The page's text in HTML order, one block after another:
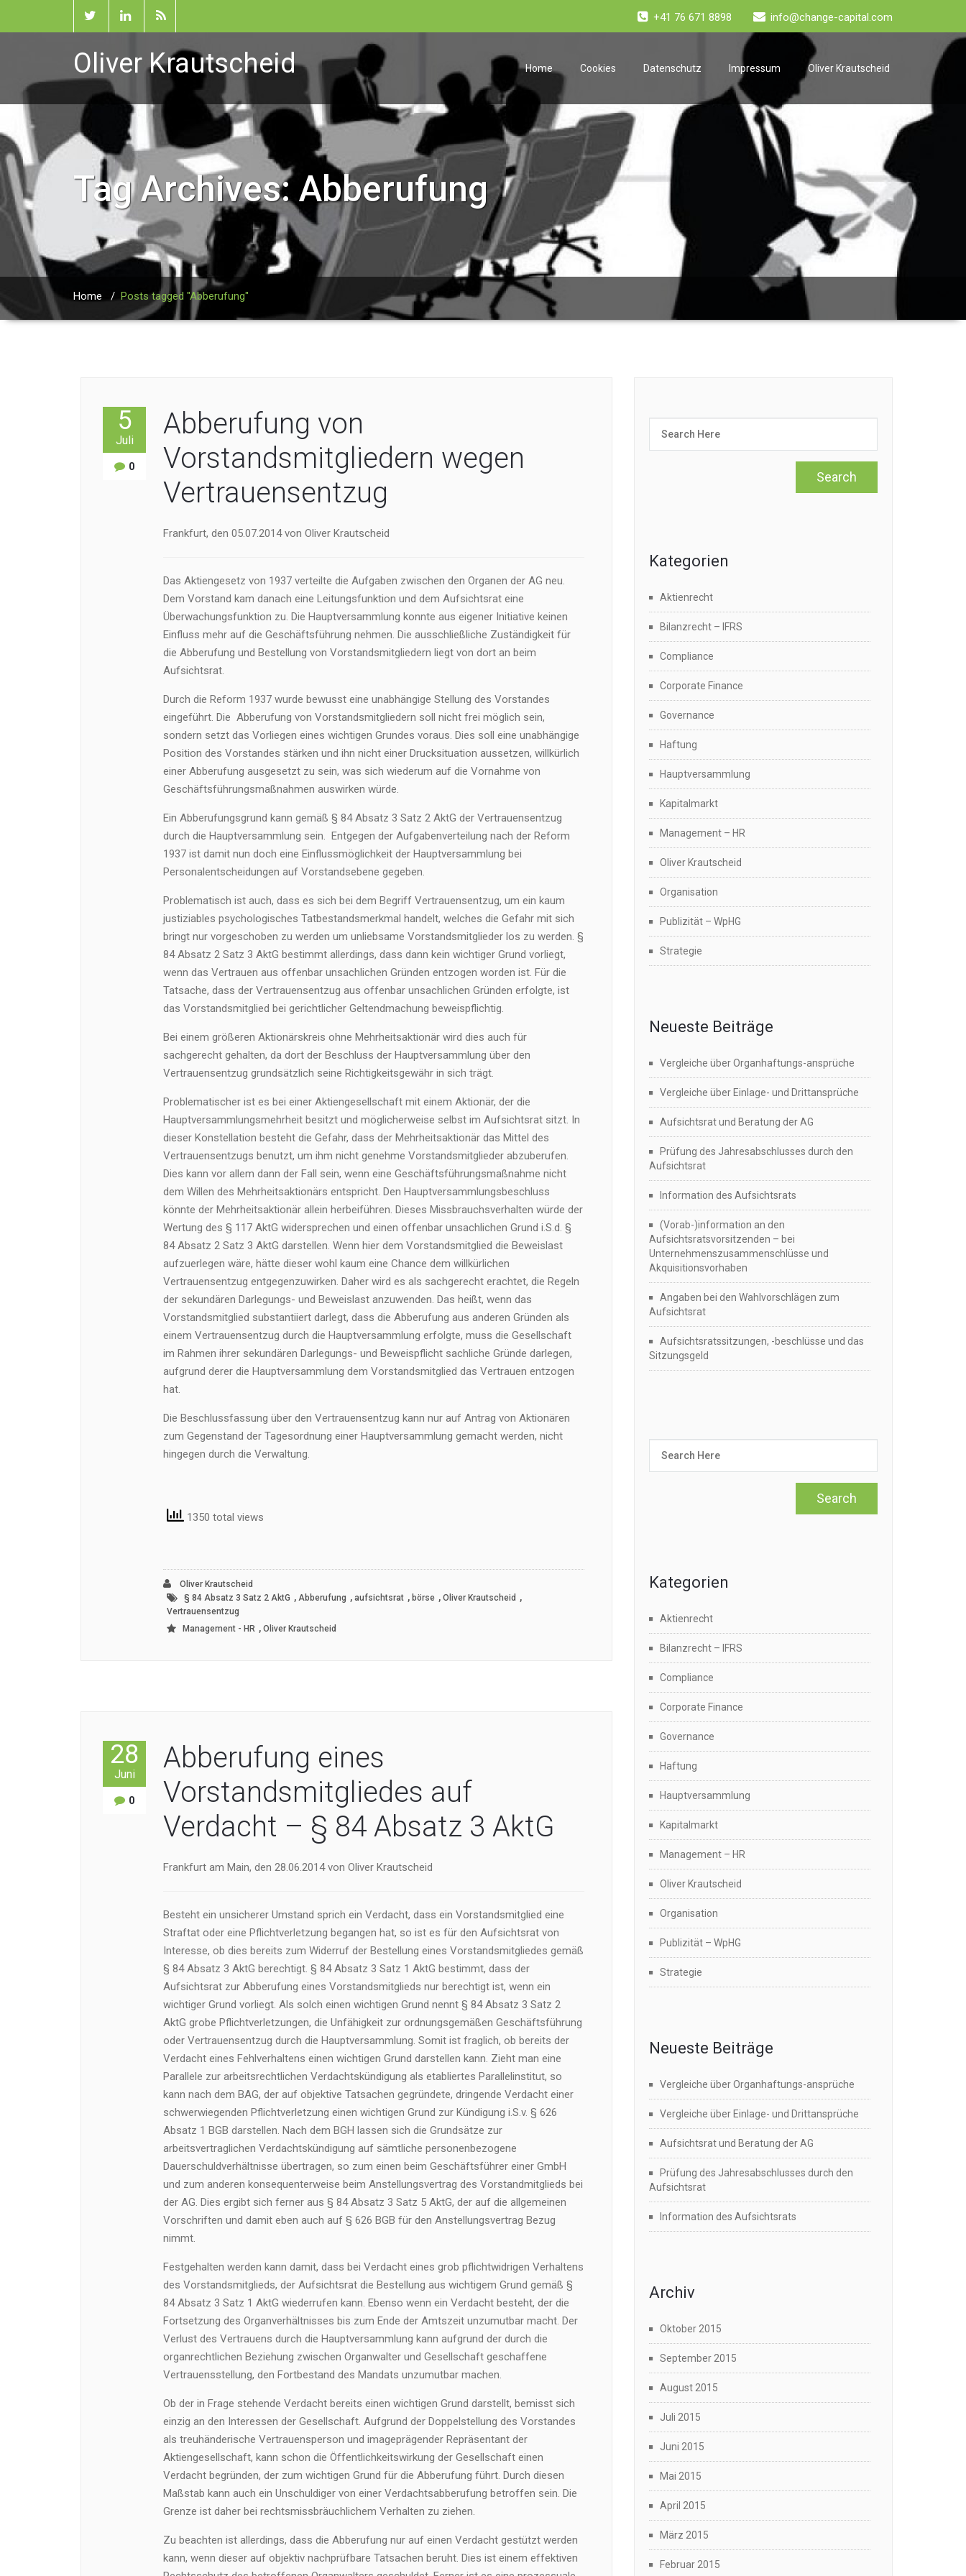
+41 76 671 8898 info@change-capital.com
Oliver Krautscheid Home Cookies Datenschutz Impressum Oliver Krautscheid
Tag Archives:Abberufung
Home / Posts tagged "Abberufung"
5
Juli
0
Abberufung von
Vorstandsmitgliedern wegen
Vertrauensentzug
Frankfurt, den 05.07.2014 von Oliver Krautscheid
Das Aktiengesetz von 1937 verteilte die Aufgaben zwischen den Organen der AG neu.
Dem Vorstand kam danach eine Leitungsfunktion und dem Aufsichtsrat eine
Überwachungsfunktion zu. Die Hauptversammlung konnte aus eigener Initiative keinen
Einfluss mehr auf die Geschäftsführung nehmen. Die ausschließliche Zuständigkeit für
die Abberufung und Bestellung von Vorstandsmitgliedern liegt von dort an beim
Aufsichtsrat.
Durch die Reform 1937 wurde bewusst eine unabhängige Stellung des Vorstandes
eingeführt. Die Abberufung von Vorstandsmitgliedern soll nicht frei möglich sein,
sondern setzt das Vorliegen eines wichtigen Grundes voraus. Dies soll eine unabhängige
Position des Vorstandes stärken und ihn nicht einer Drucksituation aussetzen, willkürlich
einer Abberufung ausgesetzt zu sein, was sich wiederum auf die Vornahme von
Geschäftsführungsmaßnahmen auswirken würde.
Ein Abberufungsgrund kann gemäß § 84 Absatz 3 Satz 2 AktG der Vertrauensentzug
durch die Hauptversammlung sein. Entgegen der Aufgabenverteilung nach der Reform
1937 ist damit nun doch eine Einflussmöglichkeit der Hauptversammlung bei
Personalentscheidungen auf Vorstandsebene gegeben.
Problematisch ist auch, dass es sich bei dem Begriff Vertrauensentzug, um ein kaum
justiziables psychologisches Tatbestandsmerkmal handelt, welches die Gefahr mit sich
bringt nur vorgeschoben zu werden um unliebsame Vorstandsmitglieder los zu werden. §
84 Absatz 2 Satz 3 AktG bestimmt allerdings, dass dann kein wichtiger Grund vorliegt,
wenn das Vertrauen aus offenbar unsachlichen Gründen entzogen worden ist. Für die
Tatsache, dass der Vertrauensentzug aus offenbar unsachlichen Gründen erfolgte, ist
das Vorstandsmitglied bei gerichtlicher Geltendmachung beweispflichtig.
Bei einem größeren Aktionärskreis ohne Mehrheitsaktionär wird dies auch für
sachgerecht gehalten, da dort der Beschluss der Hauptversammlung über den
Vertrauensentzug grundsätzlich seine Richtigkeitsgewähr in sich trägt.
Problematischer ist es bei einer Aktiengesellschaft mit einem Aktionär, der die
Hauptversammlungsmehrheit besitzt und möglicherweise selbst im Aufsichtsrat sitzt. In
dieser Konstellation besteht die Gefahr, dass der Mehrheitsaktionär das Mittel des
Vertrauensentzugs benutzt, um ihm nicht genehme Vorstandsmitglieder abzuberufen.
Dies kann vor allem dann der Fall sein, wenn eine Geschäftsführungsmaßnahme nicht
dem Willen des Mehrheitsaktionärs entspricht. Den Hauptversammlungsbeschluss
könnte der Mehrheitsaktionär allein herbeiführen. Dieses Missbrauchsverhalten würde der
Wertung des § 117 AktG widersprechen und einen offenbar unsachlichen Grund i.S.d. §
84 Absatz 2 Satz 3 AktG darstellen. Wenn hier dem Vorstandsmitglied die Beweislast
aufzuerlegen wäre, hätte dieser wohl kaum eine Chance dem willkürlichen
Vertrauensentzug entgegenzuwirken. Daher wird es als sachgerecht erachtet, die Regeln
der sekundären Darlegungs- und Beweislast anzuwenden. Das heißt, wenn das
Vorstandsmitglied substantiiert darlegt, dass die Abberufung aus anderen Gründen als
einem Vertrauensentzug durch die Hauptversammlung erfolgte, muss die Gesellschaft
im Rahmen ihrer sekundären Darlegungs- und Beweispflicht sachliche Gründe darlegen,
aufgrund derer die Hauptversammlung dem Vorstandsmitglied das Vertrauen entzogen
hat.
Die Beschlussfassung über den Vertrauensentzug kann nur auf Antrag von Aktionären
zum Gegenstand der Tagesordnung einer Hauptversammlung gemacht werden, nicht
hingegen durch die Verwaltung.
1350 total views
Oliver Krautscheid
§ 84 Absatz 3 Satz 2 AktG , Abberufung , aufsichtsrat , börse , Oliver Krautscheid ,
Vertrauensentzug
Management - HR , Oliver Krautscheid
28
Juni
0
Abberufung eines
Vorstandsmitgliedes auf
Verdacht – § 84 Absatz 3 AktG
Frankfurt am Main, den 28.06.2014 von Oliver Krautscheid
Besteht ein unsicherer Umstand sprich ein Verdacht, dass ein Vorstandsmitglied eine
Straftat oder eine Pflichtverletzung begangen hat, so ist es für den Aufsichtsrat von
Interesse, ob dies bereits zum Widerruf der Bestellung eines Vorstandsmitgliedes gemäß
§ 84 Absatz 3 AktG berechtigt. § 84 Absatz 3 Satz 1 AktG bestimmt, dass der
Aufsichtsrat zur Abberufung eines Vorstandsmitglieds nur berechtigt ist, wenn ein
wichtiger Grund vorliegt. Als solch einen wichtigen Grund nennt § 84 Absatz 3 Satz 2
AktG grobe Pflichtverletzungen, die Unfähigkeit zur ordnungsgemäßen Geschäftsführung
oder Vertrauensentzug durch die Hauptversammlung. Somit ist fraglich, ob bereits der
Verdacht eines Fehlverhaltens einen wichtigen Grund darstellen kann. Zieht man eine
Parallele zur arbeitsrechtlichen Verdachtskündigung als etabliertes Parallelinstitut, so
kann nach dem BAG, der auf objektive Tatsachen gegründete, dringende Verdacht einer
schwerwiegenden Pflichtverletzung einen wichtigen Grund zur Kündigung i.S.v. § 626
Absatz 1 BGB darstellen. Nach dem BGH lassen sich die Grundsätze zur
arbeitsvertraglichen Verdachtskündigung auf sämtliche personenbezogene
Dauerschuldverhältnisse übertragen, so zum einen beim Geschäftsführer einer GmbH
und zum anderen konsequenterweise beim Anstellungsvertrag des Vorstandmitglieds bei
der AG. Dies ergibt sich ferner aus § 84 Absatz 3 Satz 5 AktG, der auf die allgemeinen
Vorschriften und damit eben auch auf § 626 BGB für den Anstellungsvertrag Bezug
nimmt.
Festgehalten werden kann damit, dass bei Verdacht eines grob pflichtwidrigen Verhaltens
des Vorstandsmitglieds, der Aufsichtsrat die Bestellung aus wichtigem Grund gemäß §
84 Absatz 3 Satz 1 AktG wiederrufen kann. Ebenso wenn ein Verdacht besteht, der die
Fortsetzung des Organverhältnisses bis zum Ende der Amtszeit unzumutbar macht. Der
Verlust des Vertrauens durch die Hauptversammlung kann aufgrund der durch die
organrechtlichen Beziehung zwischen Organwalter und Gesellschaft geschaffene
Vertrauensstellung, den Fortbestand des Mandats unzumutbar machen.
Ob der in Frage stehende Verdacht bereits einen wichtigen Grund darstellt, bemisst sich
einzig an den Interessen der Gesellschaft. Aufgrund der Doppelstellung des Vorstandes
als treuhänderische Vertrauensperson und imageprägender Repräsentant der
Aktiengesellschaft, kann schon die Öffentlichkeitswirkung der Gesellschaft einen
Verdacht begründen, der zum wichtigen Grund für die Abberufung führt. Durch diesen
Maßstab kann auch ein Unschuldiger von einer Verdachtsabberufung betroffen sein. Die
Grenze ist daher bei rechtsmissbräuchlichem Verhalten zu ziehen.
Zu beachten ist allerdings, dass die Abberufung nur auf einen Verdacht gestützt werden
kann, wenn dieser auf objektiv nachprüfbare Tatsachen beruht. Dies ist einem effektiven
Kategorien
Aktienrecht
Bilanzrecht – IFRS
Compliance
Corporate Finance
Governance
Haftung
Hauptversammlung
Kapitalmarkt
Management – HR
Oliver Krautscheid
Organisation
Publizität – WpHG
Strategie
Neueste Beiträge
Vergleiche über Organhaftungs-ansprüche
Vergleiche über Einlage- und Drittansprüche
Aufsichtsrat und Beratung der AG
Prüfung des Jahresabschlusses durch den
Aufsichtsrat
Information des Aufsichtsrats
(Vorab-)information an den
Aufsichtsratsvorsitzenden – bei
Unternehmenszusammenschlüsse und
Akquisitionsvorhaben
Angaben bei den Wahlvorschlägen zum
Aufsichtsrat
Aufsichtsratssitzungen, -beschlüsse und das
Sitzungsgeld
Kategorien
Aktienrecht
Bilanzrecht – IFRS
Compliance
Corporate Finance
Governance
Haftung
Hauptversammlung
Kapitalmarkt
Management – HR
Oliver Krautscheid
Organisation
Publizität – WpHG
Strategie
Neueste Beiträge
Vergleiche über Organhaftungs-ansprüche
Vergleiche über Einlage- und Drittansprüche
Aufsichtsrat und Beratung der AG
Prüfung des Jahresabschlusses durch den
Aufsichtsrat
Information des Aufsichtsrats
Archiv
Oktober 2015
September 2015
August 2015
Juli 2015
Juni 2015
Mai 2015
April 2015
März 2015
Februar 2015